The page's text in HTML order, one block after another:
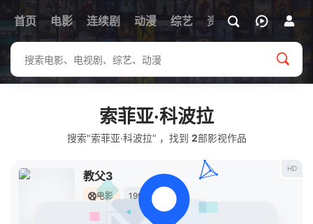
首页 电影 连续剧 动漫 综艺 资讯
索菲亚·科波拉
搜索"索菲亚·科波拉" ，找到 2部影视作品
HD
教父3
电影 1990
美国
导演：
弗朗西斯·福特·科波拉